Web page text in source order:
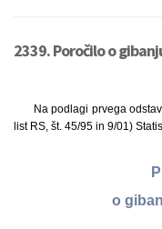
2339. Poročilo o
Na podlagi prvega
list RS, št. 45/95 in 9/01)
o